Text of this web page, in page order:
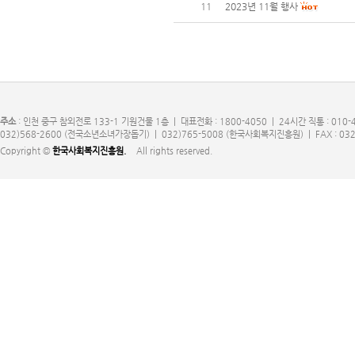
11 2023년 11월 행사
주소 : 인천 중구 참외전로 133-1 기원건물 1층 | 대표전화 : 1800-4050 | 24시간 직통 :
032)568-2600 (전국소년소녀가장돕기) | 032)765-5008 (한국사회복지진흥원) | FAX :
Copyright © 한국사회복지진흥원. All rights reserved.